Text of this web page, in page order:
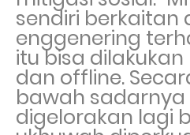
sendiri berkaitan
enggenering
itu bisa
dan offline.
bawah
digelorakan lagi